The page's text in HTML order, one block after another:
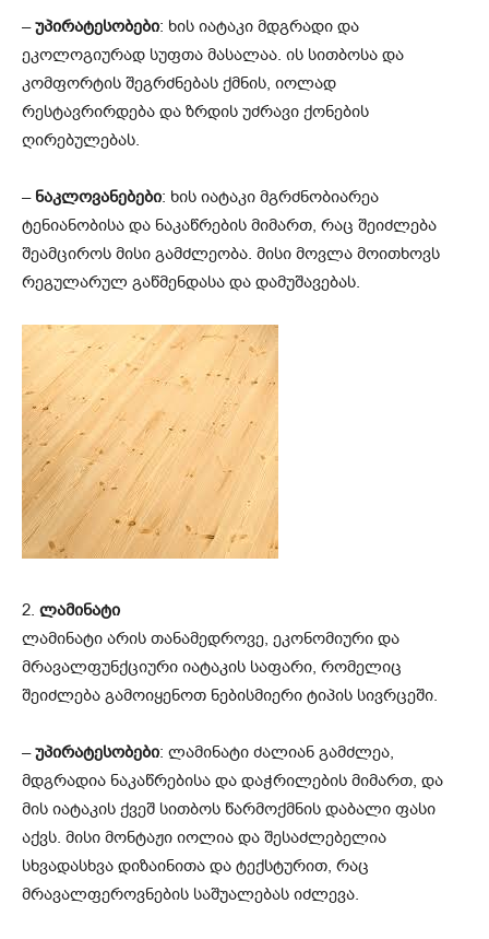
–უპირატესობები: ხის იატაკი მდგრადი და
ეკოლოგიურად სუფთა მასალაა. ის სითბოსა და
კომფორტის შეგრძნებას ქმნის, იოლად
რესტავრირდება და ზრდის უძრავი ქონების
ღირებულებას.
– ნაკლოვანებები: ხის იატაკი მგრძნობიარეა
ტენიანობისა და ნაკაწრების მიმართ, რაც შეიძლება
შეამციროს მისი გამძლეობა. მისი მოვლა მოითხოვს
რეგულარულ გაწმენდასა და დამუშავებას.
2. ლამინატი
ლამინატი არის თანამედროვე, ეკონომიური და
მრავალფუნქციური იატაკის საფარი, რომელიც
შეიძლება გამოიყენოთ ნებისმიერი ტიპის სივრცეში.
–უპირატესობები: ლამინატი ძალიან გამძლეა,
მდგრადია ნაკაწრებისა და დაჭრილების მიმართ, და
მის იატაკის ქვეშ სითბოს წარმოქმნის დაბალი ფასი
აქვს. მისი მონტაჟი იოლია და შესაძლებელია
სხვადასხვა დიზაინითა და ტექსტურით, რაც
მრავალფეროვნების საშუალებას იძლევა.